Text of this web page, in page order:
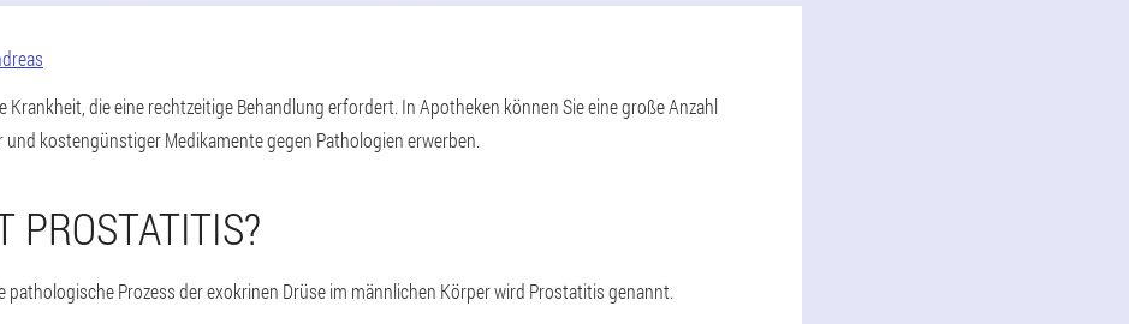
Krankheit, die eine rechtzeitige Behandlung erfordert. In Apotheken können Sie eine große Anzahl
und kostengünstiger Medikamente gegen Pathologien erwerben.
PROSTATITIS?
pathologische Prozess der exokrinen Drüse im männlichen Körper wird Prostatitis genannt.